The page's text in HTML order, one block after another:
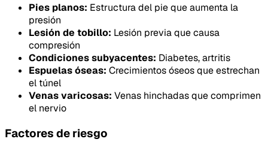
Pies planos: Estructura del pie que aumenta la
presión
Lesión de tobillo: Lesión previa que causa
compresión
Condiciones subyacentes: Diabetes, artritis
Espuelas óseas: Crecimientos óseos que estrechan
el túnel
Venas varicosas: Venas hinchadas que comprimen
el nervio
Factores de riesgo